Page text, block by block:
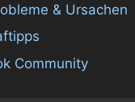
& Ursachen
Community